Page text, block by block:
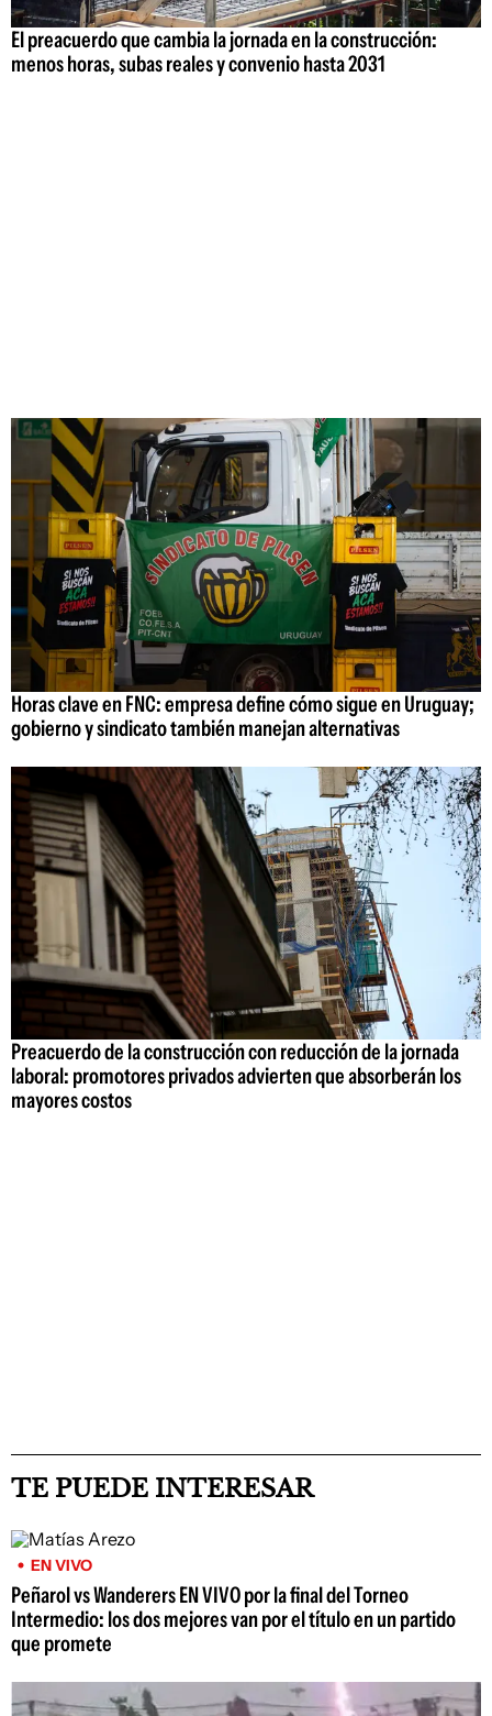
El preacuerdo que cambia la jornada en la construcción:
menos horas, subas reales y convenio hasta 2031
Horas clave en FNC: empresa define cómo sigue en Uruguay;
gobierno y sindicato también manejan alternativas
Preacuerdo de la construcción con reducción de la jornada
laboral: promotores privados advierten que absorberán los
mayores costos
TE PUEDE INTERESAR
EN VIVO
Peñarol vs Wanderers EN VIVO por la final del Torneo
Intermedio: los dos mejores van por el título en un partido
que promete